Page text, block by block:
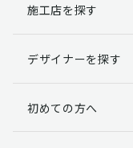
個人情報提出
す。
らかじめご了承く
施工店を探す
デザイナーを探す
初めての方へ